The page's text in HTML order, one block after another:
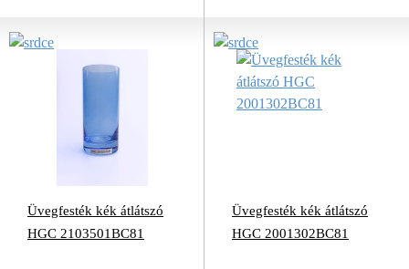
Üvegfesték kék átlátszó
HGC 2103501BC81
Üvegfesték kék átlátszó
HGC 2001302BC81